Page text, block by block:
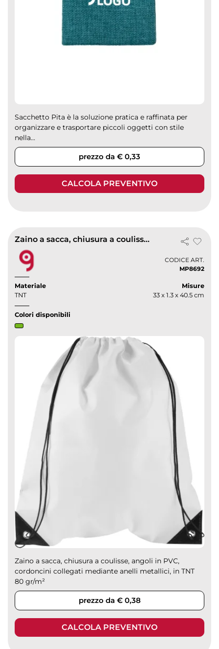
Sacchetto Pita è la soluzione pratica e raffinata per
organizzare e trasportare piccoli oggetti con stile
nella...
prezzo da € 0,33
CALCOLA PREVENTIVO
Zaino a sacca, chiusura a coulisse in tnt 80 gr/m² nathalie
CODICE ART.
MP8692
Materiale
TNT
Misure
33 x 1.3 x 40.5 cm
Colori disponibili
Zaino a sacca, chiusura a coulisse, angoli in PVC,
cordoncini collegati mediante anelli metallici, in TNT
80 gr/m²
prezzo da € 0,38
CALCOLA PREVENTIVO